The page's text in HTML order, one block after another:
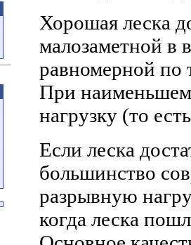
Хорошая леска
малозаметной в
равномерной по
При
нагрузку (то
Если леска
большинство
разрывную
когда леска